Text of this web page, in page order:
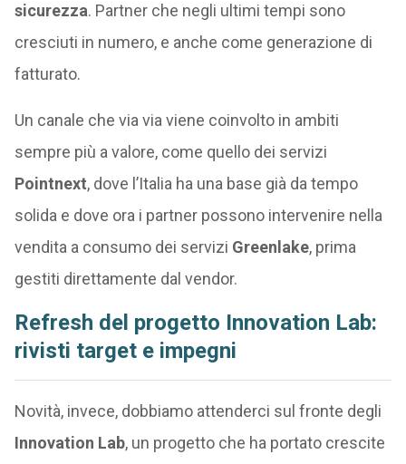
sicurezza. Partner che negli ultimi tempi sono
cresciuti in numero, e anche come generazione di
fatturato.
Un canale che via via viene coinvolto in ambiti
sempre più a valore, come quello dei servizi
Pointnext, dove l’Italia ha una base già da tempo
solida e dove ora i partner possono intervenire nella
vendita a consumo dei servizi Greenlake, prima
gestiti direttamente dal vendor.
Refresh del progetto Innovation Lab:
rivisti target e impegni
Novità, invece, dobbiamo attenderci sul fronte degli
Innovation Lab, un progetto che ha portato crescite